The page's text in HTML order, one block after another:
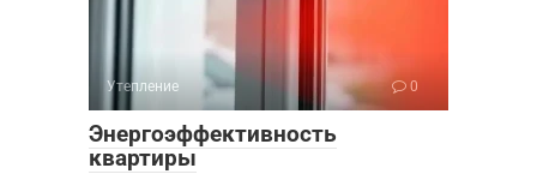
Утепление 0
Энергоэффективность
квартиры